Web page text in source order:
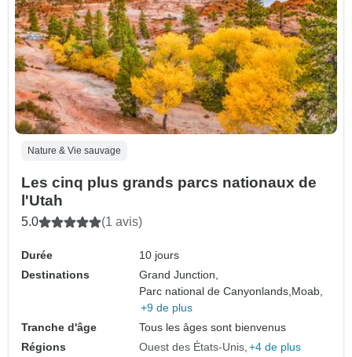
Nature & Vie sauvage
Les cinq plus grands parcs nationaux de
l'Utah
5.0 (1 avis)
Durée
10 jours
Destinations
Grand Junction,
Parc national de Canyonlands, Moab,
+9 de plus
Tranche d'âge
Tous les âges sont bienvenus
Régions
Ouest des États-Unis +4 de plus